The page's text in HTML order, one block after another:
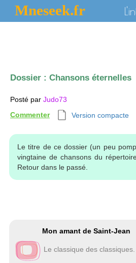
Mneseek.fr
Dossier : Chansons éternelles
Posté par Judo73
Commenter
Version compacte
Le titre de ce dossier (un peu
vingtaine de chansons du
Retour dans le passé.
Mon amant de Saint-Jean
Le classique des